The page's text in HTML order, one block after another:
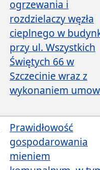
ogrzewania i
rozdzielaczy węzła
cieplnego w
przy ul. Wszystkich
Świętych 66 w
Szczecinie wraz z
wykonaniem
Prawidłowość
gospodarowania
mieniem